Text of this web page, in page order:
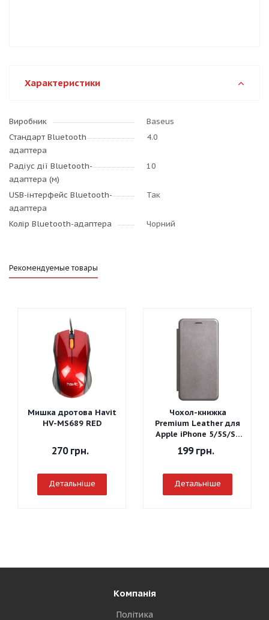
Характеристики
Виробник
Baseus
Стандарт Bluetooth
адаптера
4.0
Радіус дії Bluetooth-
адаптера (м)
10
USB-інтерфейс Bluetooth-
адаптера
Так
Колір Bluetooth-адаптера Чорний
Рекомендуемые товары
Мишка дротова Havit
HV-MS689 RED
270грн.
Детальніше
Чохол-книжка
Premium Leather для
Apple iPhone 5/5S/SE
(Сірий)
199грн.
Детальніше
Компанія
Політика